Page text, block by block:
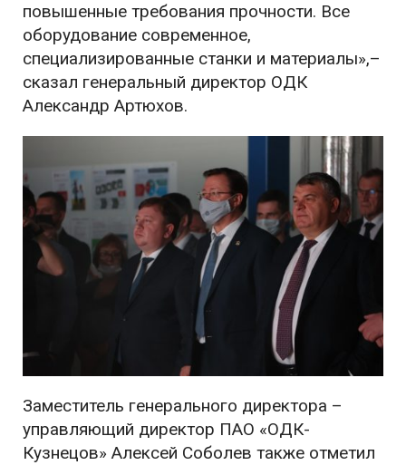
повышенные требования прочности. Все
оборудование современное,
специализированные станки и материалы»,–
сказал генеральный директор ОДК
Александр Артюхов.
Заместитель генерального директора –
управляющий директор ПАО «ОДК-
Кузнецов» Алексей Соболев также отметил